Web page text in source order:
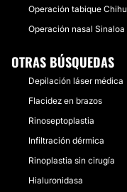
Operación tabique
Operación nasal Sinaloa
OTRAS BÚSQUEDAS
Depilación láser médica
Flacidez en brazos
Rinoseptoplastia
Infiltración dérmica
Rinoplastia sin cirugía
Hialuronidasa